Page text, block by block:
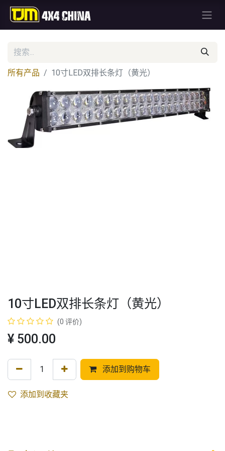
所有产品 10寸LED双排长条灯（黄光）
10寸LED双排长条灯（黄光）
(0 评价)
¥ 500.00
添加到购物车
添加到收藏夹